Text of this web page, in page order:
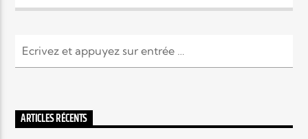
ARTICLES RÉCENTS